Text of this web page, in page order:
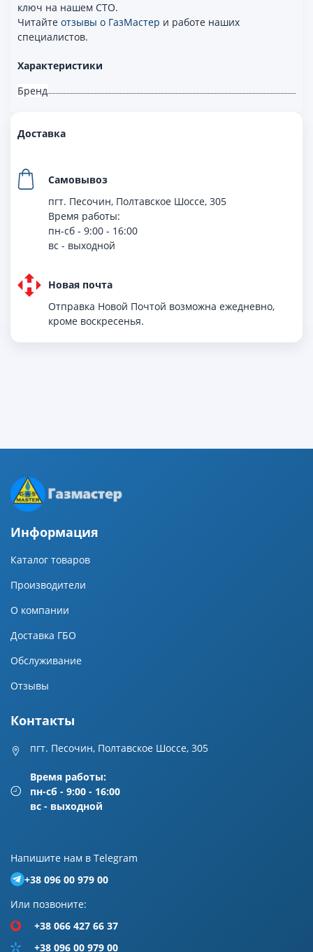
ключ на нашем СТО.
Читайте отзывы о ГазМастер и работе наших
специалистов.
Характеристики
Бренд
Доставка
Самовывоз
пгт. Песочин, Полтавское Шоссе, 305
Время работы:
пн-сб - 9:00 - 16:00
вс - выходной
Новая почта
Отправка Новой Почтой возможна ежедневно,
кроме воскресенья.
Информация
Каталог товаров
Производители
О компании
Доставка ГБО
Обслуживание
Отзывы
Контакты
пгт. Песочин, Полтавское Шоссе, 305
Время работы:
пн-сб - 9:00 - 16:00
вс - выходной
Напишите нам в Telegram
+38 096 00 979 00
Или позвоните:
+38 066 427 66 37
+38 096 00 979 00